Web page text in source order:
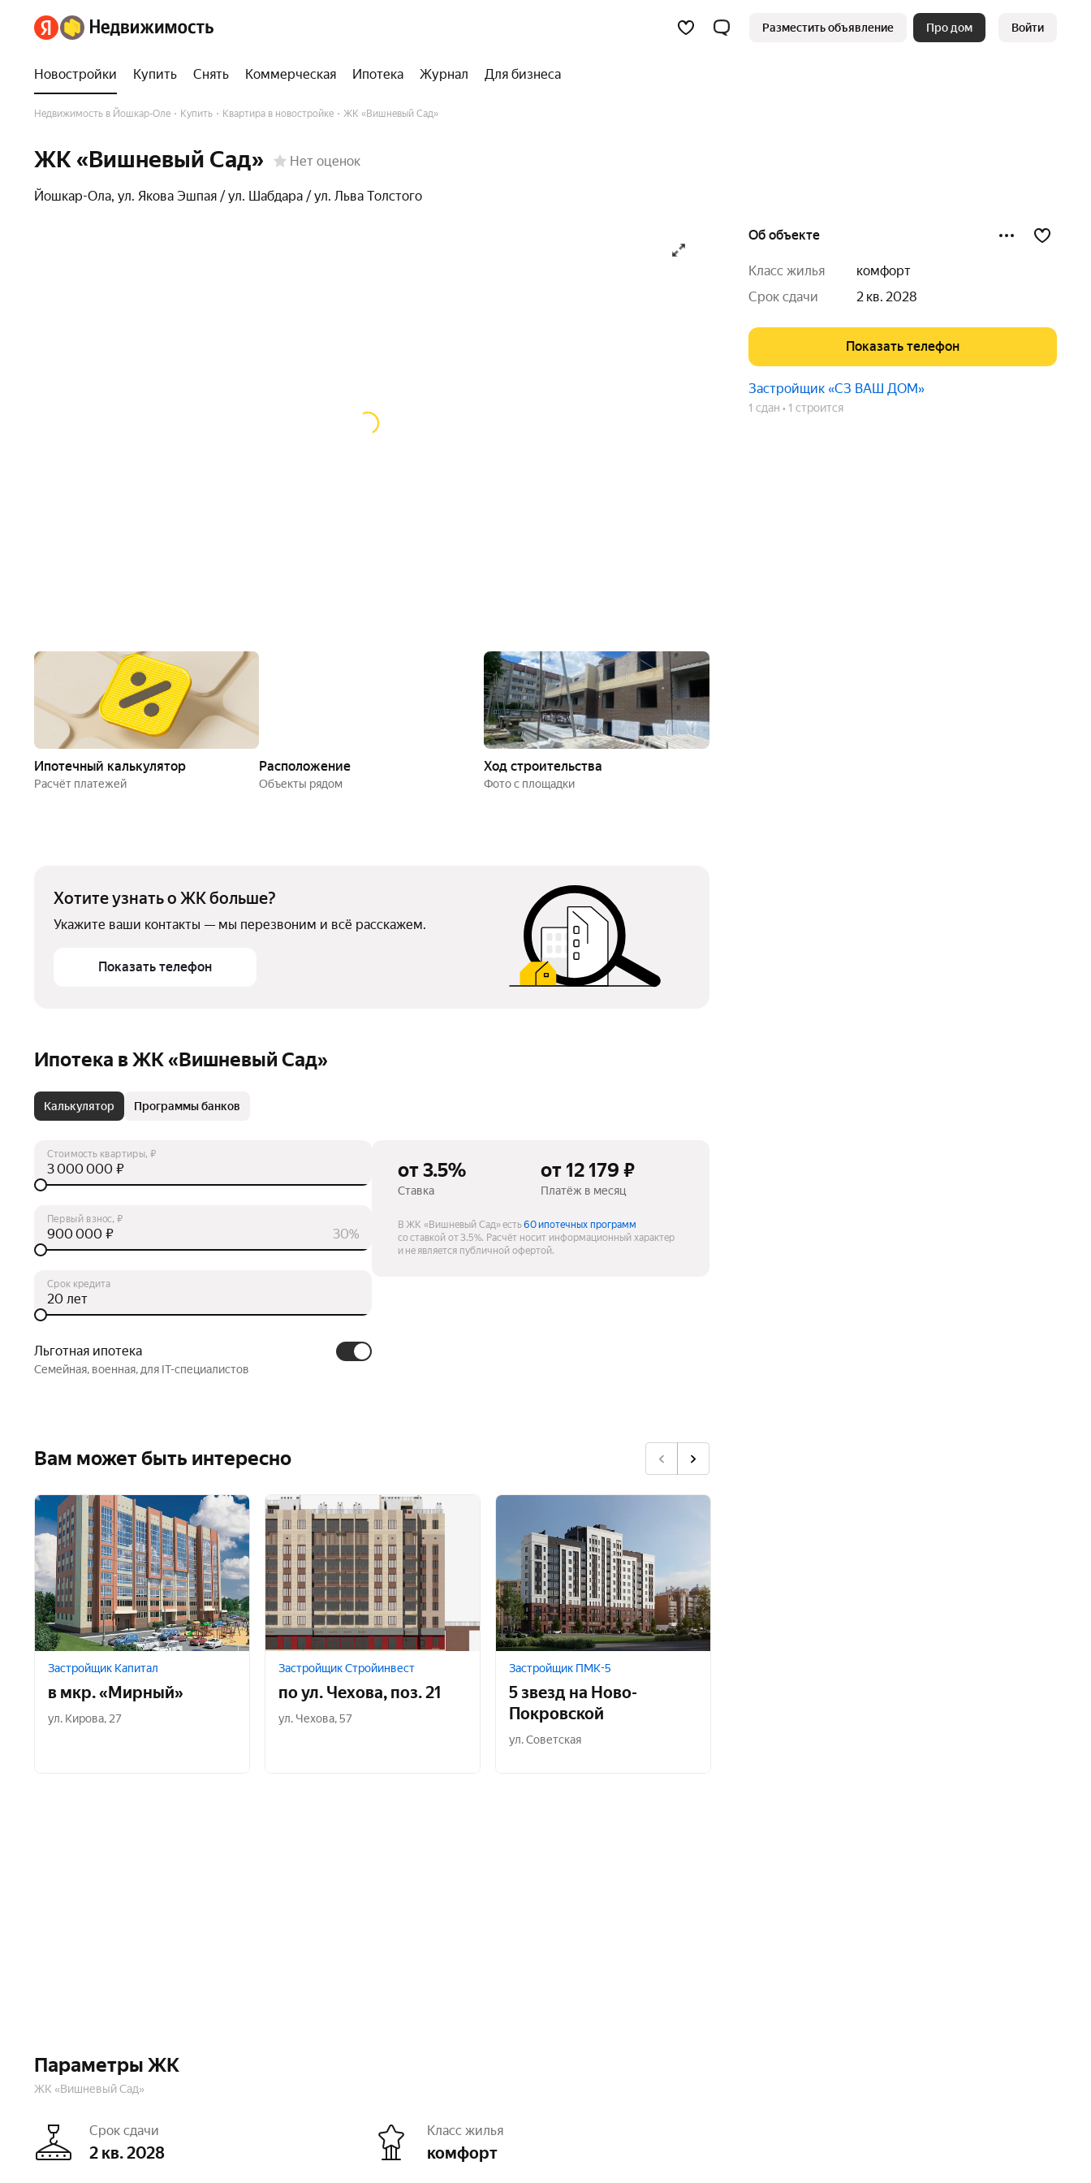
Разместить объявление Про дом Войти
Новостройки Купить Снять Коммерческая Ипотека Журнал Для бизнеса
Недвижимость в Йошкар-Оле Купить Квартира в новостройке ЖК «Вишневый Сад»
ЖК «Вишневый Сад» Нет оценок
Йошкар-Ола, ул. Якова Эшпая / ул. Шабдара / ул. Льва Толстого
Ипотечный калькулятор
Расчёт платежей
Расположение
Объекты рядом
Ход строительства
Фото с площадки
Хотите узнать о ЖК больше?
Укажите ваши контакты — мы перезвоним и всё расскажем.
Показать телефон
Ипотека в ЖК «Вишневый Сад»
Калькулятор Программы банков
Стоимость квартиры, ₽
₽
Первый взнос, ₽
30%
₽
Срок кредита
лет
Льготная ипотека
Семейная, военная, для IT-специалистов
от 3.5%
Ставка
от 12 179 ₽
Платёж в месяц
В ЖК «Вишневый Сад» есть60 ипотечных программ
со ставкой от 3.5%. Расчёт носит информационный характер
и не является публичной офертой.
Вам может быть интересно
Застройщик Капитал
в мкр. «Мирный»
ул. Кирова, 27
Застройщик Стройинвест
по ул. Чехова, поз. 21
ул. Чехова,57
Застройщик ПМК-5
5 звезд на Ново-
Покровской
ул. Советская
Параметры ЖК
ЖК «Вишневый Сад»
Срок сдачи
2 кв. 2028
Класс жилья
комфорт
Об объекте
класс жилья
комфорт
срок сдачи
2 кв. 2028
Показать телефон
Застройщик «СЗ ВАШ ДОМ»
1 сдан 1 строится